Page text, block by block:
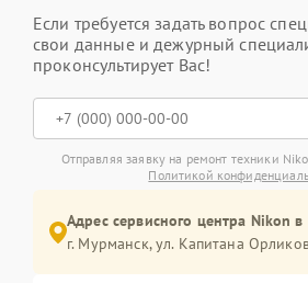
Если требуется задать вопрос
свои данные и дежурный
проконсультирует Вас!
Отправляя заявку на ремонт техники
Политикой
Адрес сервисного центра Nikon
г. Мурманск, ул. Капитана